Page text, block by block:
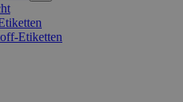
Etiketten